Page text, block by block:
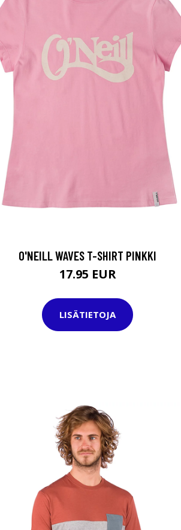
O'NEILL WAVES T-SHIRT PINKKI
17.95 EUR
LISÄTIETOJA